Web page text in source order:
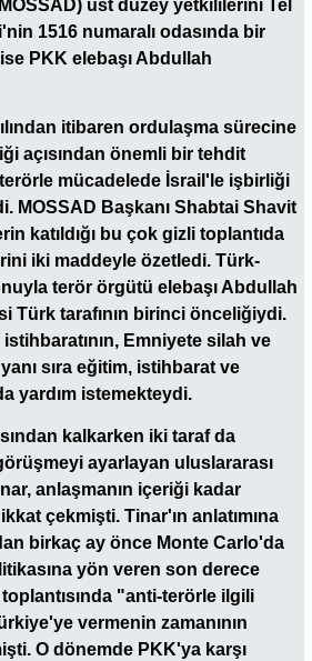
üst düzey yetkililerini Tel
1516 numaralı odasında bir
PKK elebaşı Abdullah
itibaren ordulaşma sürecine
açısından önemli bir tehdit
mücadelede İsrail'le işbirliği
MOSSAD Başkanı Shabtai Shavit
katıldığı bu çok gizli toplantıda
iki maddeyle özetledi. Türk-
terör örgütü elebaşı Abdullah
Türk tarafının birinci önceliğiydi.
Emniyete silah ve
sıra eğitim, istihbarat ve
yardım istemekteydi.
kalkarken iki taraf da
ayarlayan uluslararası
anlaşmanın içeriği kadar
çekmişti. Tinar'ın anlatımına
birkaç ay önce Monte Carlo'da
yön veren son derece
"anti-terörle ilgili
vermenin zamanının
O dönemde PKK'ya karşı